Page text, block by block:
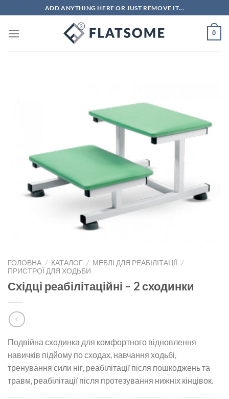
to
content
ADD ANYTHING HERE OR JUST REMOVE IT...
0
ГОЛОВНА / КАТАЛОГ / МЕБЛІ ДЛЯ РЕАБІЛІТАЦІЇ /
ПРИСТРОЇ ДЛЯ ХОДЬБИ
Східці реабілітаційні – 2 сходинки
Подвійна сходинка для комфортного відновлення
навичків підйому по сходах, навчання ходьбі,
тренування сили ніг, реабілітації після пошкоджень та
травм, реабілітації після протезування нижніх кінцівок.